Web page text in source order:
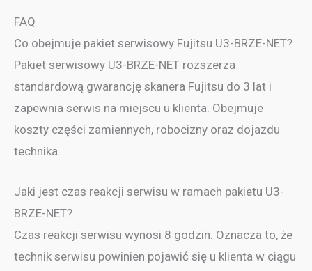
FAQ
Co obejmuje pakiet serwisowy Fujitsu U3-BRZE-NET?
Pakiet serwisowy U3-BRZE-NET rozszerza
standardową gwarancję skanera Fujitsu do 3 lat i
zapewnia serwis na miejscu u klienta. Obejmuje
koszty części zamiennych, robocizny oraz dojazdu
technika.
Jaki jest czas reakcji serwisu w ramach pakietu U3-
BRZE-NET?
Czas reakcji serwisu wynosi 8 godzin. Oznacza to, że
technik serwisu powinien pojawić się u klienta w ciągu